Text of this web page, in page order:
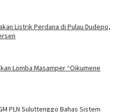
Listrik Perdana di Pulau Dudepo,
Lomba Masamper “Oikumene
PLN Suluttenggo Bahas Sistem